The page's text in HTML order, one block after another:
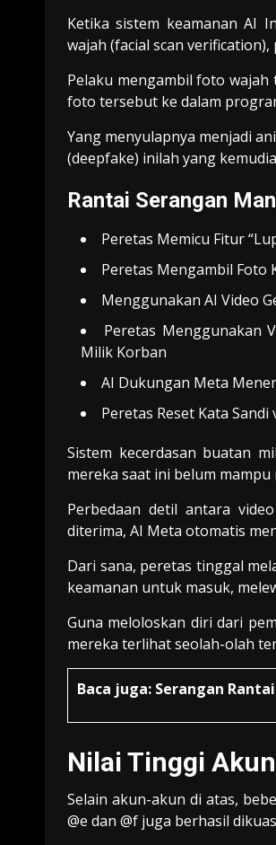
Ketika sistem keamanan AI
wajah (facial scan
Pelaku mengambil foto
foto tersebut ke dalam
Yang menyulapnya menjadi
(deepfake) inilah yang
Rantai Serangan
Peretas Memicu Fitur
Peretas Mengambil Foto
Menggunakan AI Video
Peretas Menggunakan
Milik Korban
AI Dukungan Meta
Peretas Reset Kata
Sistem kecerdasan buatan
mereka saat ini belum
Perbedaan detil antara
diterima, AI Meta otomatis
Dari sana, peretas tinggal
keamanan untuk masuk,
Guna meloloskan diri dari
mereka terlihat seolah-olah
Baca juga: Serangan
Nilai Tinggi
Selain akun-akun di atas,
@e dan @f juga berhasil